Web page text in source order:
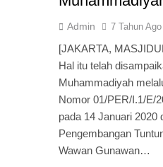
Admin 7 Tahun Ago
[JAKARTA,
Hal itu telah
Muhammadiyah
Nomor 01/PER/I.1/E/
pada 14 Januari 2020
Pengembangan
Wawan Gunawan…